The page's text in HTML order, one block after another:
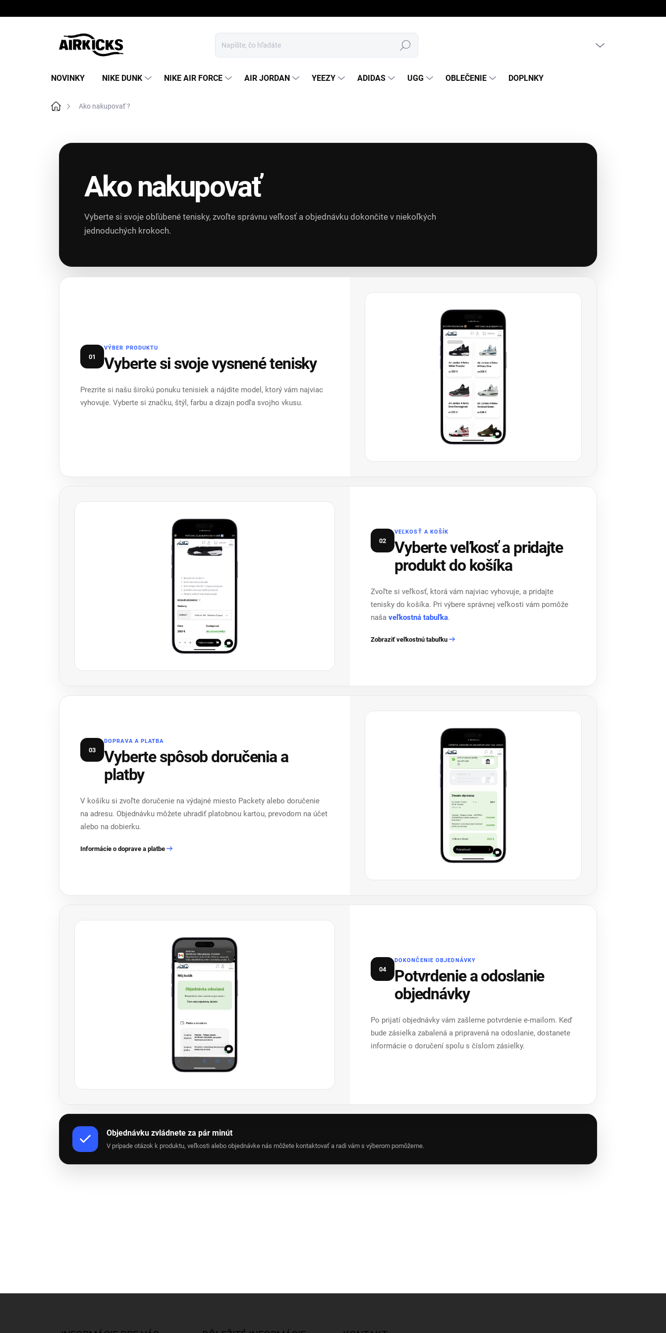
Hľadať
NOVINKY NIKE DUNK NIKE AIR FORCE AIR JORDAN YEEZY ADIDAS UGG OBLEČENIE DOPLNKY
DomovAko nakupovať ?
Ako nakupovať
Vyberte si svoje obľúbené tenisky, zvoľte správnu veľkosť a objednávku dokončite v niekoľkých
jednoduchých krokoch.
01
VÝBER PRODUKTU
Vyberte si svoje vysnené tenisky
Prezrite si našu širokú ponuku tenisiek a nájdite model, ktorý vám najviac
vyhovuje. Vyberte si značku, štýl, farbu a dizajn podľa svojho vkusu.
02
VEĽKOSŤ A KOŠÍK
Vyberte veľkosť a pridajte
produkt do košíka
Zvoľte si veľkosť, ktorá vám najviac vyhovuje, a pridajte
tenisky do košíka. Pri výbere správnej veľkosti vám pomôže
naša veľkostná tabuľka.
Zobraziť veľkostnú tabuľku
03
DOPRAVA A PLATBA
Vyberte spôsob doručenia a
platby
V košíku si zvoľte doručenie na výdajné miesto Packety alebo doručenie
na adresu. Objednávku môžete uhradiť platobnou kartou, prevodom na účet
alebo na dobierku.
Informácie o doprave a platbe
04
DOKONČENIE OBJEDNÁVKY
Potvrdenie a odoslanie
objednávky
Po prijatí objednávky vám zašleme potvrdenie e-mailom. Keď
bude zásielka zabalená a pripravená na odoslanie, dostanete
informácie o doručení spolu s číslom zásielky.
Objednávku zvládnete za pár minút
V prípade otázok k produktu, veľkosti alebo objednávke nás môžete kontaktovať a radi vám s výberom pomôžeme.